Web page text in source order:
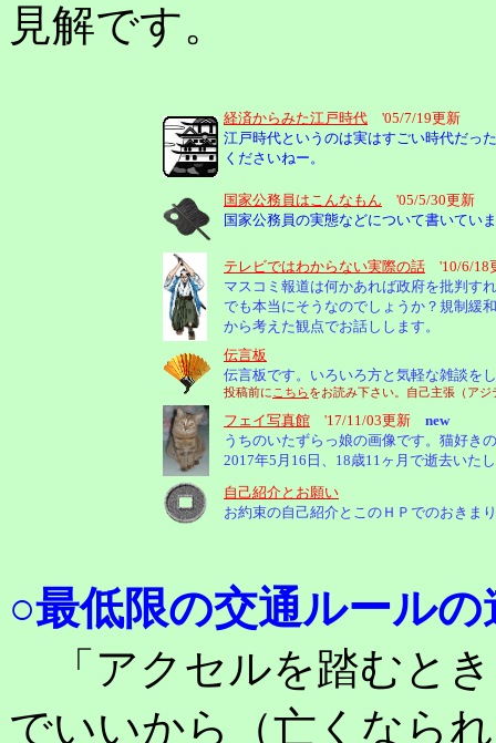
見解です。
経済からみた江戸時代 '05/7/19更新
江戸時代というのは実はすごい時代だっ
くださいねー。
国家公務員はこんなもん
'05/5/30更新
国家公務員の実態などについて書いてい
テレビではわからない実際の話
'10/6/18
マスコミ報道は何かあれば政府を批判す
でも本当にそうなのでしょうか？規制緩
から考えた観点でお話しします。
伝言板
伝言板です。いろいろ方と気軽な雑談を
投稿前に こちらをお読み下さい。自己主張（ア
フェイ写真館 '17/11/03更新
new
うちのいたずらっ娘の画像です。猫好き
2017年5月16日、18歳11ヶ月で逝去いた
自己紹介とお願い
お約束の自己紹介とこのＨＰでのおきま
○最低限の交通ルール
「アクセルを踏むと
でいいから（亡くなら